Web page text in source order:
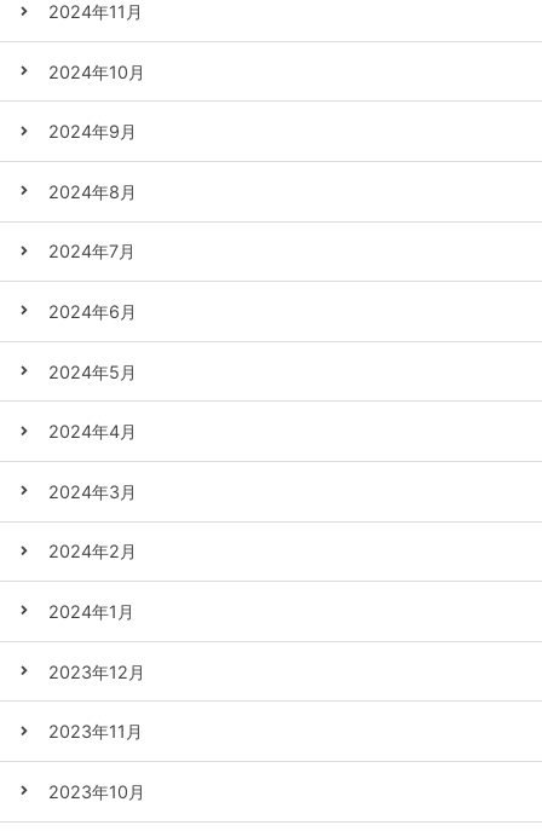
2024年11月
2024年10月
2024年9月
2024年8月
2024年7月
2024年6月
2024年5月
2024年4月
2024年3月
2024年2月
2024年1月
2023年12月
2023年11月
2023年10月